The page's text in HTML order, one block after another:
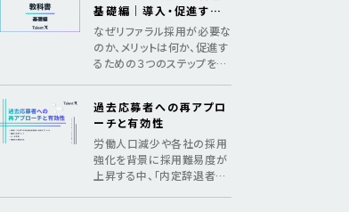
基礎編｜導入・促進する
ためのメソッド
なぜリファラル採用が必要な
のか、メリットは何か、促進す
るための３つのステップを紹
過去応募者への再アプロ
ーチと有効性
労働人口減少や各社の採用
強化を背景に採用難易度が
上昇する中、「内定辞退者・